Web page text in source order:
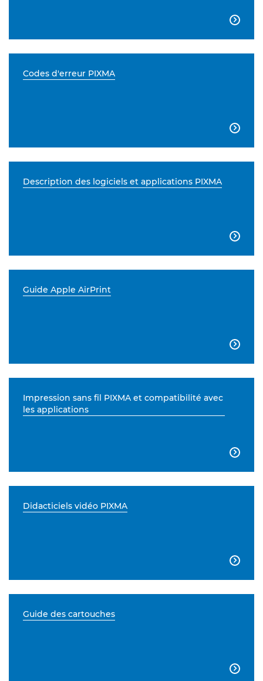

Codes d'erreur PIXMA

Description des logiciels et applications PIXMA

Guide Apple AirPrint

Impression sans fil PIXMA et compatibilité avec
les applications

Didacticiels vidéo PIXMA

Guide des cartouches
